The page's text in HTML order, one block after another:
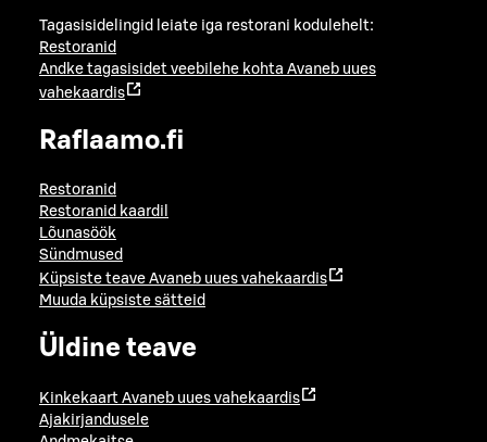
Tagasisidelingid leiate iga restorani kodulehelt:
Restoranid
Andke tagasisidet veebilehe kohta Avaneb uues
vahekaardis
Raflaamo.fi
Restoranid
Restoranid kaardil
Lõunasöök
Sündmused
Küpsiste teave Avaneb uues vahekaardis
Muuda küpsiste sätteid
Üldine teave
Kinkekaart Avaneb uues vahekaardis
Ajakirjandusele